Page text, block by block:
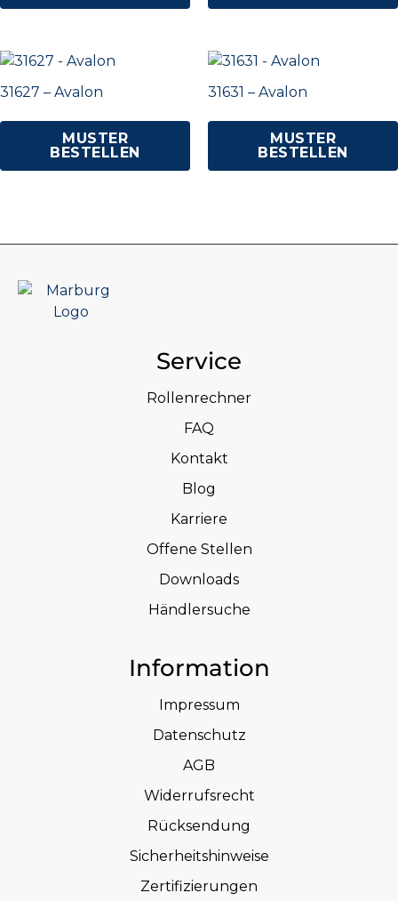
31627 – Avalon
MUSTER
BESTELLEN
31631 – Avalon
MUSTER
BESTELLEN
Service
Rollenrechner
FAQ
Kontakt
Blog
Karriere
Offene Stellen
Downloads
Händlersuche
Information
Impressum
Datenschutz
AGB
Widerrufsrecht
Rücksendung
Sicherheitshinweise
Zertifizierungen